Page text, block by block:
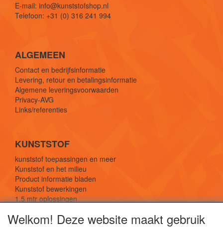
E-mail: info@kunststofshop.nl
Telefoon: +31 (0) 316 241 994
ALGEMEEN
Contact en bedrijfsinformatie
Levering, retour en betalingsinformatie
Algemene leveringsvoorwaarden
Privacy-AVG
Links/referenties
KUNSTSTOF
kunststof toepassingen en meer
Kunststof en het milieu
Product informatie bladen
Kunststof bewerkingen
1,5 mtr oplossingen
Welkom! Deze website maakt gebruik